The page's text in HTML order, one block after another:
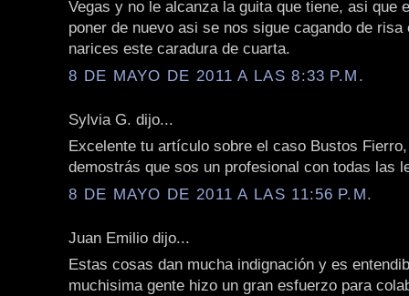
Vegas y no le alcanza la guita que tiene, asi que
poner de nuevo asi se nos sigue cagando de risa
narices este caradura de cuarta.
8 DE MAYO DE 2011 A LAS 8:33 P.M.
Sylvia G. dijo...
Excelente tu artículo sobre el caso Bustos
demostrás que sos un profesional con todas las
8 DE MAYO DE 2011 A LAS 11:56 P.M.
Juan Emilio dijo...
Estas cosas dan mucha indignación y es
muchisima gente hizo un gran esfuerzo para